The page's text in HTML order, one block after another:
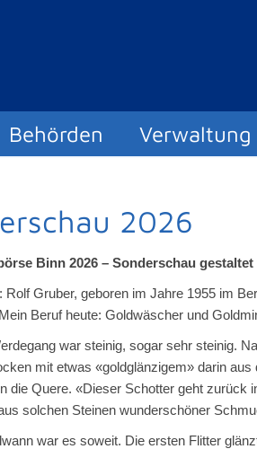
Behörden Verwaltung
2026
Binn 2026 – Sonderschau
Rolf Gruber, geboren im Jahre 1955 im
Beruf heute: Goldwäscher und
war steinig, sogar sehr steinig.
mit etwas «goldglänzigem» darin
die Quere. «Dieser Schotter geht zurück
solchen Steinen wunderschöner
war es soweit. Die ersten Flitter